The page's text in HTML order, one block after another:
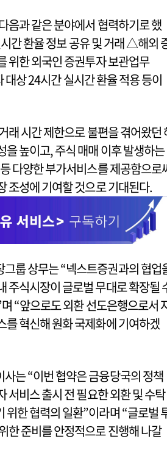
음과 같은 분야에서 협력하기로 했
간 환율 정보 공유 및 거래 △해외
위한 외국인 증권투자 보관업무
상 24시간 실시간 환율 적용 등이
래 시간 제한으로 불편을 겪어왔던
을 높이고, 주식 매매 이후 발생하는
다양한 부가서비스를 제공함으로
조성에 기여할 것으로 기대된다.
룹 상무는 “넥스트증권과의 협업
주식시장이 글로벌 무대로 확장될
“앞으로도 외환 선도은행으로서
를 혁신해 원화 국제화에 기여하겠
는 “이번 협약은 금융당국의 정책
서비스 출시 전 필요한 외환 및 수탁
위한 협력의 일환”이라며 “글로벌
한 준비를 안정적으로 진행해 나갈